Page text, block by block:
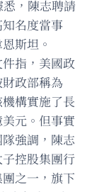
，陳志聘請
名度當事
斯坦。
指，美國政
政部稱為
構實施了長
元。但事實
強調，陳志
控股集團行
之一，旗下